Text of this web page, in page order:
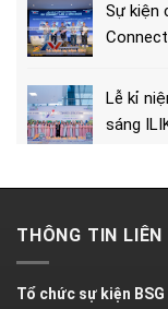
Sự kiện
Lễ kỉ
sáng
THÔNG TIN LIÊN
Tổ chức sự kiện BSG